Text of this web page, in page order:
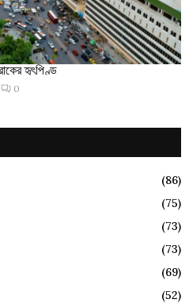
হৃৎপিণ্ড
0
(86)
(75)
(73)
(73)
(69)
(52)